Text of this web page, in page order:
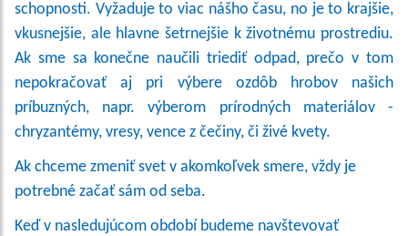
schopnosti. Vyžaduje to viac nášho času, no je to krajšie,
vkusnejšie, ale hlavne šetrnejšie k životnému prostrediu.
Ak sme sa konečne naučili triediť odpad, prečo v tom
nepokračovať aj pri výbere ozdôb hrobov našich
príbuzných, napr. výberom prírodných materiálov -
chryzantémy, vresy, vence z čečiny, či živé kvety.
Ak chceme zmeniť svet v akomkoľvek smere, vždy je
potrebné začať sám od seba.
Keď v nasledujúcom období budeme navštevovať